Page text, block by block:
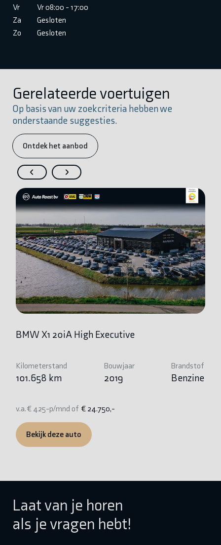
Vr
Vr 08:00 - 17:00
Za
Gesloten
Zo
Gesloten
Gerelateerde voertuigen
Op basis van uw zoekcriteria hebben we
onderstaande suggesties.
Ontdek het aanbod
BMW X1 20iA High Executive
Kilometerstand
101.658 km
Bouwjaar
2019
Brandstof
Benzine
v.a. € 425-p/mnd of € 24.750,-
Bekijk deze auto
Laat van je horen
als je vragen hebt!